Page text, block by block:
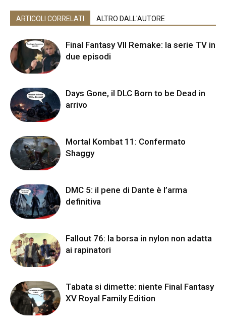
ARTICOLI CORRELATI ALTRO DALL'AUTORE
Final Fantasy VII Remake: la serie TV in
due episodi
Days Gone, il DLC Born to be Dead in
arrivo
Mortal Kombat 11: Confermato
Shaggy
DMC 5: il pene di Dante è l’arma
definitiva
Fallout 76: la borsa in nylon non adatta
ai rapinatori
Tabata si dimette: niente Final Fantasy
XV Royal Family Edition